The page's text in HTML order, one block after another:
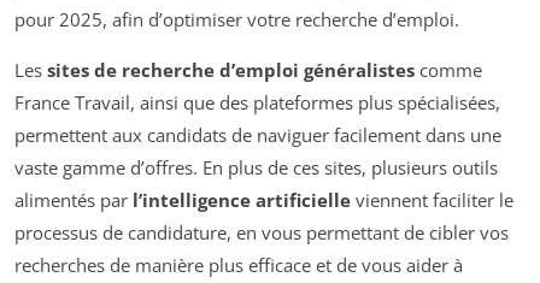
pour 2025, afin d’optimiser votre recherche d’emploi.
Les sites de recherche d’emploi généralistes comme
France Travail, ainsi que des plateformes plus spécialisées,
permettent aux candidats de naviguer facilement dans une
vaste gamme d’offres. En plus de ces sites, plusieurs outils
alimentés par l’intelligence artificielle viennent faciliter le
processus de candidature, en vous permettant de cibler vos
recherches de manière plus efficace et de vous aider à